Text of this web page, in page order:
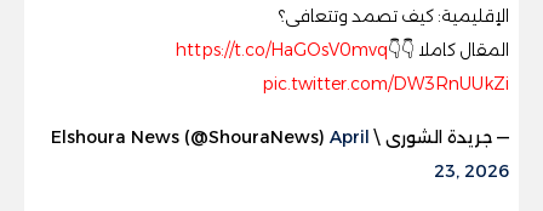
الإقليمية: كيف تصمد وتتعافى؟
المقال كاملا 👇👇https://t.co/HaGOsV0mvq
pic.twitter.com/DW3RnUUkZi
— جريدة الشورى \ Elshoura News (@ShouraNews) April
23, 2026